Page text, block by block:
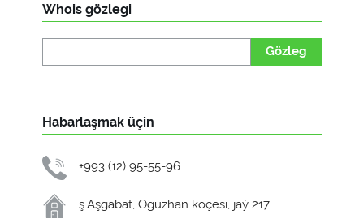
Whois gözlegi
Gözleg
Habarlaşmak üçin
+993 (12) 95-55-96
ş.Aşgabat, Oguzhan köçesi, jaý 217.